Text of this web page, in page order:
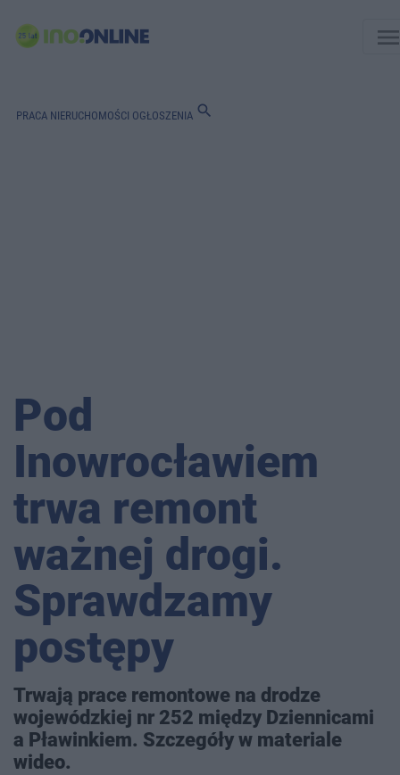
PRACA NIERUCHOMOŚCI OGŁOSZENIA search
Pod
Inowrocławiem
trwa remont
ważnej drogi.
Sprawdzamy
postępy
Trwają prace remontowe na drodze
wojewódzkiej nr 252 między Dziennicami
a Pławinkiem. Szczegóły w materiale
wideo.